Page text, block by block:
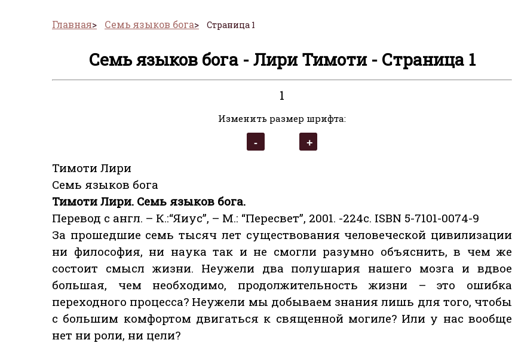
Главная Семь языков бога Страница 1
Семь языков бога - Лири Тимоти - Страница 1
1
Изменить размер шрифта:
Тимоти Лири
Семь языков бога
Тимоти Лири. Семь языков бога.
Перевод с англ. – К.:“Яиус”, – М.: “Пересвет”, 2001. -224с. ISBN 5-7101-0074-9
За прошедшие семь тысяч лет существования человеческой цивилизации
ни философия, ни наука так и не смогли разумно объяснить, в чем же
состоит смысл жизни. Неужели два полушария нашего мозга и вдвое
большая, чем необходимо, продолжительность жизни – это ошибка
переходного процесса? Неужели мы добываем знания лишь для того, чтобы
с большим комфортом двигаться к священной могиле? Или у нас вообще
нет ни роли, ни цели?